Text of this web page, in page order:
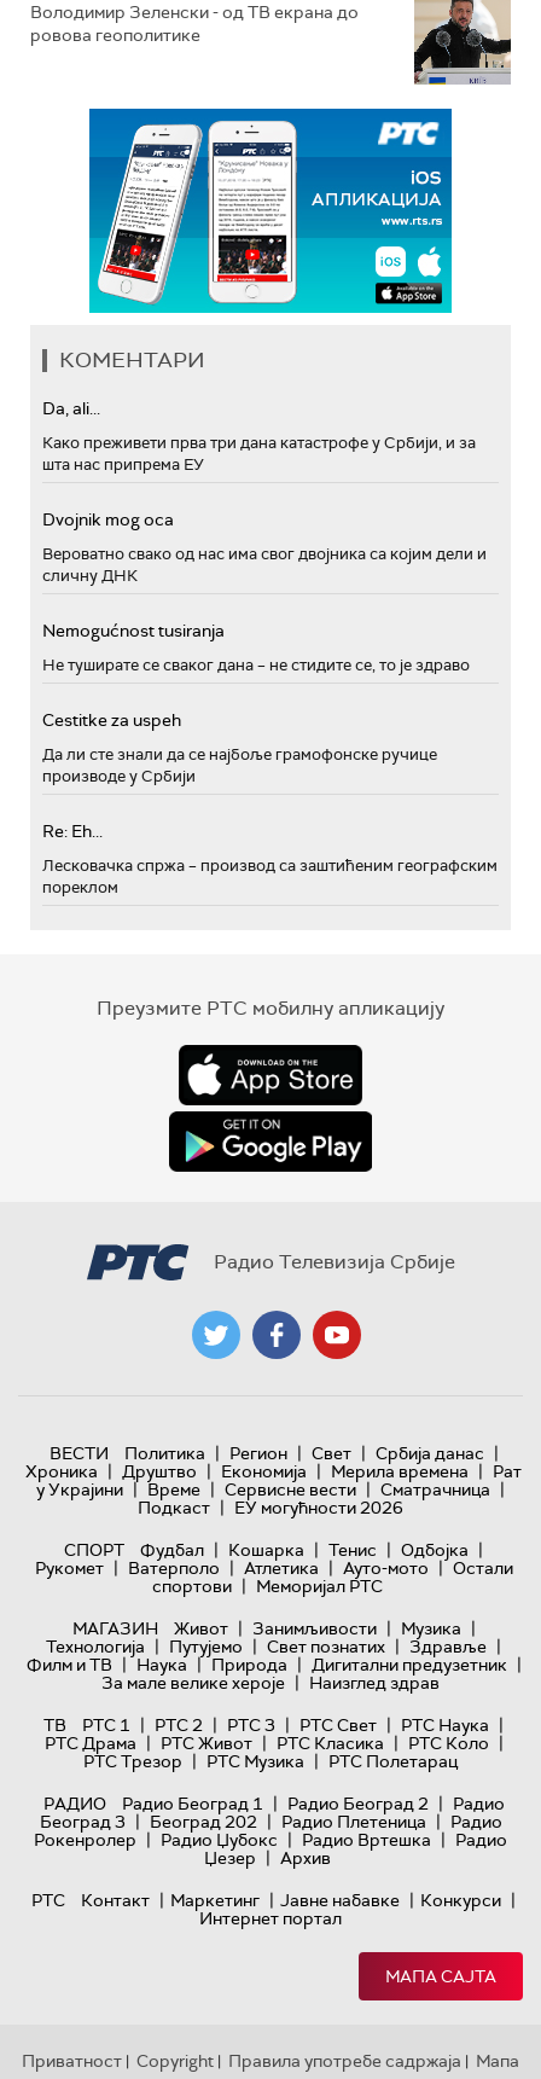
Володимир Зеленски - од ТВ екрана до
ровова геополитике
КОМЕНТАРИ
Da, ali...
Како преживети прва три дана катастрофе у Србији, и за
шта нас припрема ЕУ
Dvojnik mog oca
Вероватно свако од нас има свог двојника са којим дели и
сличну ДНК
Nemogućnost tusiranja
Не туширате се сваког дана – не стидите се, то је здраво
Cestitke za uspeh
Да ли сте знали да се најбоље грамофонске ручице
производе у Србији
Re: Eh...
Лесковачка спржа – производ са заштићеним географским
пореклом
Преузмите РТС мобилну апликацију
Радио Телевизија Србије
ВЕСТИ Политика | Регион | Свет | Србија данас |
Хроника | Друштво | Економија | Мерила времена | Рат
у Украјини | Време | Сервисне вести | Сматрачница |
Подкаст | ЕУ могућности 2026
СПОРТ
Фудбал | Кошарка | Тенис | Одбојка |
Рукомет | Ватерполо | Атлетика | Ауто-мото | Остали
спортови | Меморијал РТС
МАГАЗИН
Живот | Занимљивости | Музика |
Технологијa | Путујемо | Свет познатих | Здравље |
Филм и ТВ | Наука | Природа | Дигитални предузетник |
За мале велике хероје | Наизглед здрав
ТВ
РТС 1 | РТС 2 | РТС 3 | РТС Свет | РТС Наука |
РТС Драма | РТС Живот | РТС Класика | РТС Коло |
РТС Трезор | РТС Музика | РТС Полетарац
РАДИО
Радио Београд 1 | Радио Београд 2 | Радио
Београд 3 | Београд 202 | Радио Плетеница | Радио
Рокенролер | Радио Џубокс | Радио Вртешка | Радио
Џезер | Архив
РТС
Контакт | Маркетинг | Јавне набавке | Конкурси |
Интернет портал
МАПА САЈТА
Приватност | Copyright | Правила употребе садржаја | Мапа